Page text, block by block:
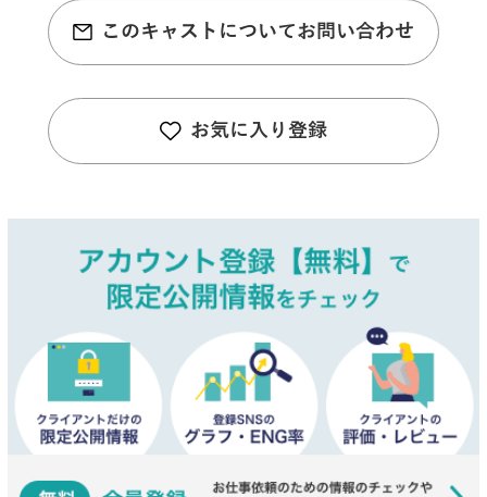
このキャストについてお問い合わせ
お気に入り登録